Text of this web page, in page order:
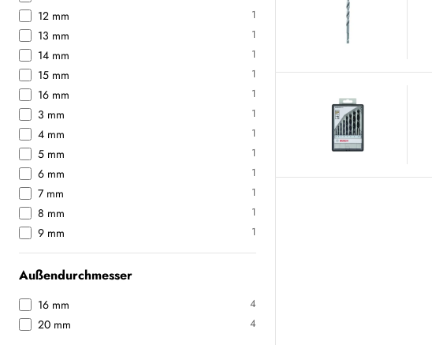
12 mm 1
13 mm 1
14 mm 1
15 mm 1
16 mm 1
3 mm 1
4 mm 1
5 mm 1
6 mm 1
7 mm 1
8 mm 1
9 mm 1
Außendurchmesser
16 mm 4
20 mm 4